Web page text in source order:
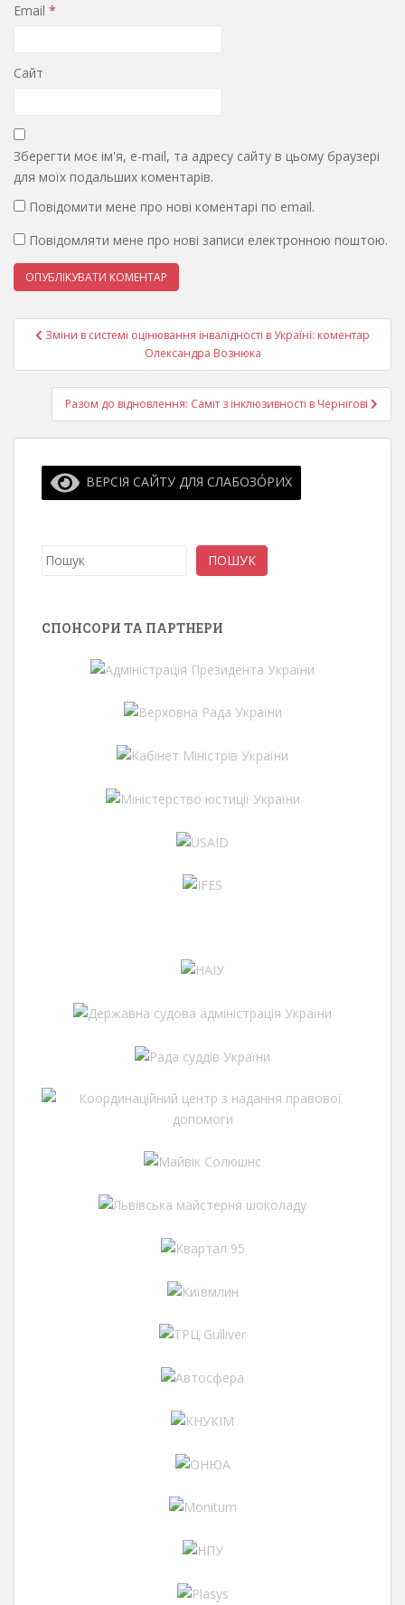
Email *
Сайт
Зберегти моє ім'я, e-mail, та адресу сайту в цьому браузері
для моїх подальших коментарів.
Повідомити мене про нові коментарі по email.
Повідомляти мене про нові записи електронною поштою.
Навігація
Зміни в системі оцінювання інвалідності в Україні: коментар
Олександра Вознюка
Разом до відновлення: Саміт з інклюзивності в Чернігові
ВЕРСІЯ САЙТУ ДЛЯ СЛАБОЗО́РИХ
Пошук ПОШУК
СПОНСОРИ ТА ПАРТНЕРИ